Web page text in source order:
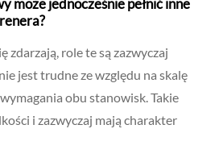
może jednocześnie pełnić inne
zdarzają, role te są zazwyczaj
jest trudne ze względu na skalę
obu stanowisk. Takie
i zazwyczaj mają charakter